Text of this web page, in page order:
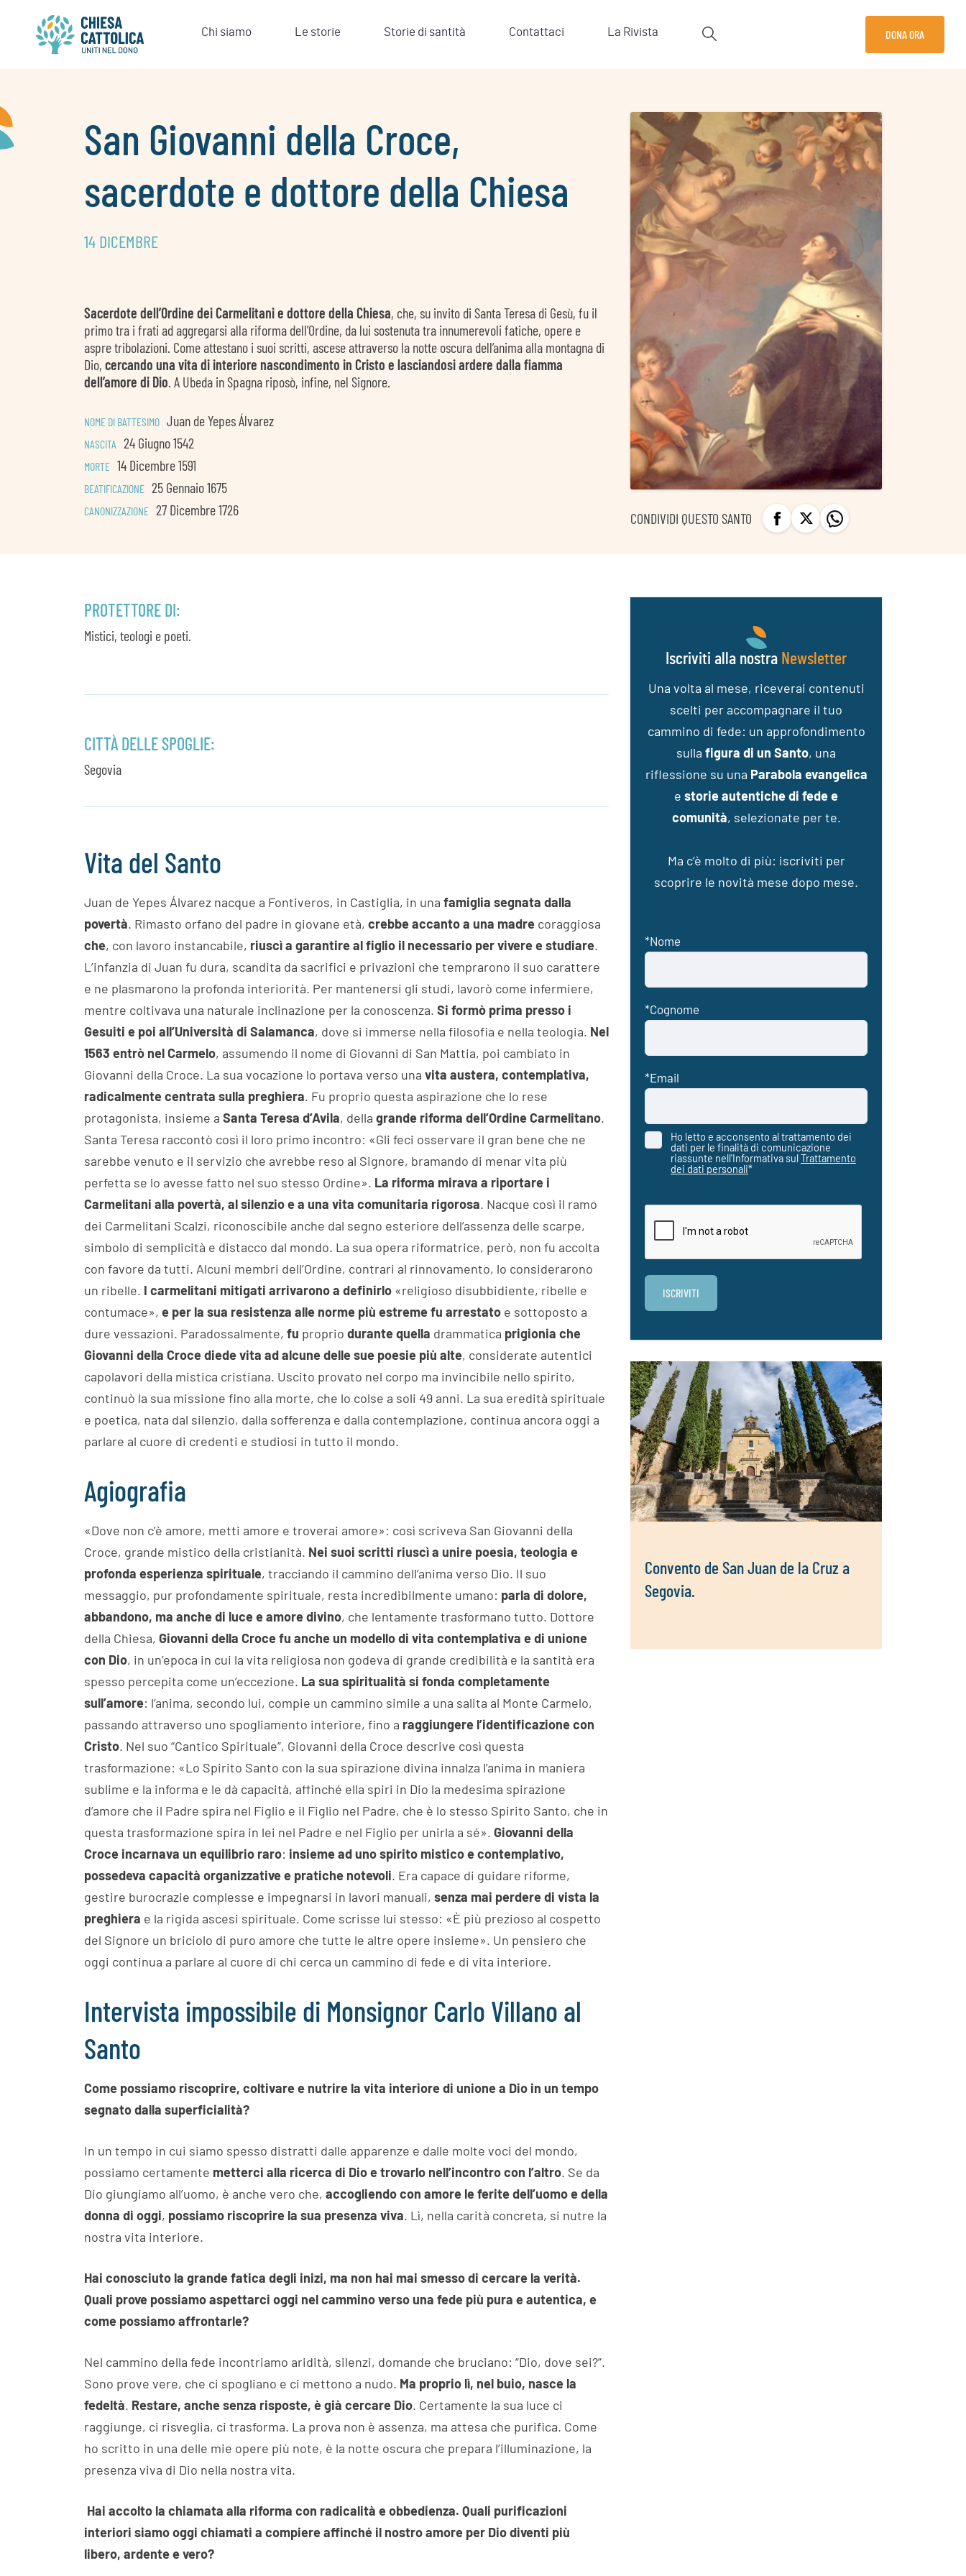
Chi siamo Le storie Storie di santità Contattaci La Rivista DONA ORA
San Giovanni della Croce,
sacerdote e dottore della Chiesa
14 DICEMBRE
Sacerdote dell’Ordine dei Carmelitani e dottore della Chiesa, che, su invito di Santa Teresa di Gesù, fu il
primo tra i frati ad aggregarsi alla riforma dell’Ordine, da lui sostenuta tra innumerevoli fatiche, opere e
aspre tribolazioni. Come attestano i suoi scritti, ascese attraverso la notte oscura dell’anima alla montagna di
Dio, cercando una vita di interiore nascondimento in Cristo e lasciandosi ardere dalla fiamma
dell’amore di Dio. A Ubeda in Spagna riposò, infine, nel Signore.
NOME DI BATTESIMO Juan de Yepes Álvarez
NASCITA 24 Giugno 1542
MORTE 14 Dicembre 1591
BEATIFICAZIONE 25 Gennaio 1675
CANONIZZAZIONE 27 Dicembre 1726 CONDIVIDI QUESTO SANTO
PROTETTORE DI:
Mistici, teologi e poeti.
CITTÀ DELLE SPOGLIE:
Segovia
Vita del Santo
Juan de Yepes Álvarez nacque a Fontiveros, in Castiglia, in una famiglia segnata dalla
povertà. Rimasto orfano del padre in giovane età, crebbe accanto a una madre coraggiosa
che, con lavoro instancabile, riuscì a garantire al figlio il necessario per vivere e studiare.
L’infanzia di Juan fu dura, scandita da sacrifici e privazioni che temprarono il suo carattere
e ne plasmarono la profonda interiorità. Per mantenersi gli studi, lavorò come infermiere,
mentre coltivava una naturale inclinazione per la conoscenza. Si formò prima presso i
Gesuiti e poi all’Università di Salamanca, dove si immerse nella filosofia e nella teologia. Nel
1563 entrò nel Carmelo, assumendo il nome di Giovanni di San Mattia, poi cambiato in
Giovanni della Croce. La sua vocazione lo portava verso una vita austera, contemplativa,
radicalmente centrata sulla preghiera. Fu proprio questa aspirazione che lo rese
protagonista, insieme a Santa Teresa d’Avila, della grande riforma dell’Ordine Carmelitano.
Santa Teresa raccontò così il loro primo incontro: «Gli feci osservare il gran bene che ne
sarebbe venuto e il servizio che avrebbe reso al Signore, bramando di menar vita più
perfetta se lo avesse fatto nel suo stesso Ordine». La riforma mirava a riportare i
Carmelitani alla povertà, al silenzio e a una vita comunitaria rigorosa. Nacque così il ramo
dei Carmelitani Scalzi, riconoscibile anche dal segno esteriore dell’assenza delle scarpe,
simbolo di semplicità e distacco dal mondo. La sua opera riformatrice, però, non fu accolta
con favore da tutti. Alcuni membri dell’Ordine, contrari al rinnovamento, lo considerarono
un ribelle. I carmelitani mitigati arrivarono a definirlo «religioso disubbidiente, ribelle e
contumace», e per la sua resistenza alle norme più estreme fu arrestato e sottoposto a
dure vessazioni. Paradossalmente, fu proprio durante quella drammatica prigionia che
Giovanni della Croce diede vita ad alcune delle sue poesie più alte, considerate autentici
capolavori della mistica cristiana. Uscito provato nel corpo ma invincibile nello spirito,
continuò la sua missione fino alla morte, che lo colse a soli 49 anni. La sua eredità spirituale
e poetica, nata dal silenzio, dalla sofferenza e dalla contemplazione, continua ancora oggi a
parlare al cuore di credenti e studiosi in tutto il mondo.
Agiografia
«Dove non c’è amore, metti amore e troverai amore»: così scriveva San Giovanni della
Croce, grande mistico della cristianità. Nei suoi scritti riuscì a unire poesia, teologia e
profonda esperienza spirituale, tracciando il cammino dell’anima verso Dio. Il suo
messaggio, pur profondamente spirituale, resta incredibilmente umano: parla di dolore,
abbandono, ma anche di luce e amore divino, che lentamente trasformano tutto. Dottore
della Chiesa, Giovanni della Croce fu anche un modello di vita contemplativa e di unione
con Dio, in un’epoca in cui la vita religiosa non godeva di grande credibilità e la santità era
spesso percepita come un’eccezione. La sua spiritualità si fonda completamente
sull’amore: l’anima, secondo lui, compie un cammino simile a una salita al Monte Carmelo,
passando attraverso uno spogliamento interiore, fino a raggiungere l’identificazione con
Cristo. Nel suo “Cantico Spirituale”, Giovanni della Croce descrive così questa
trasformazione: «Lo Spirito Santo con la sua spirazione divina innalza l’anima in maniera
sublime e la informa e le dà capacità, affinché ella spiri in Dio la medesima spirazione
d’amore che il Padre spira nel Figlio e il Figlio nel Padre, che è lo stesso Spirito Santo, che in
questa trasformazione spira in lei nel Padre e nel Figlio per unirla a sé». Giovanni della
Croce incarnava un equilibrio raro: insieme ad uno spirito mistico e contemplativo,
possedeva capacità organizzative e pratiche notevoli. Era capace di guidare riforme,
gestire burocrazie complesse e impegnarsi in lavori manuali, senza mai perdere di vista la
preghiera e la rigida ascesi spirituale. Come scrisse lui stesso: «È più prezioso al cospetto
del Signore un briciolo di puro amore che tutte le altre opere insieme». Un pensiero che
oggi continua a parlare al cuore di chi cerca un cammino di fede e di vita interiore.
Intervista impossibile di Monsignor Carlo Villano al
Santo
Come possiamo riscoprire, coltivare e nutrire la vita interiore di unione a Dio in un tempo
segnato dalla superficialità?
In un tempo in cui siamo spesso distratti dalle apparenze e dalle molte voci del mondo,
possiamo certamente metterci alla ricerca di Dio e trovarlo nell’incontro con l’altro. Se da
Dio giungiamo all’uomo, è anche vero che, accogliendo con amore le ferite dell’uomo e della
donna di oggi, possiamo riscoprire la sua presenza viva. Lì, nella carità concreta, si nutre la
nostra vita interiore.
Hai conosciuto la grande fatica degli inizi, ma non hai mai smesso di cercare la verità.
Quali prove possiamo aspettarci oggi nel cammino verso una fede più pura e autentica, e
come possiamo affrontarle?
Nel cammino della fede incontriamo aridità, silenzi, domande che bruciano: “Dio, dove sei?”.
Sono prove vere, che ci spogliano e ci mettono a nudo. Ma proprio lì, nel buio, nasce la
fedeltà. Restare, anche senza risposte, è già cercare Dio. Certamente la sua luce ci
raggiunge, ci risveglia, ci trasforma. La prova non è assenza, ma attesa che purifica. Come
ho scritto in una delle mie opere più note, è la notte oscura che prepara l’illuminazione, la
presenza viva di Dio nella nostra vita.
Hai accolto la chiamata alla riforma con radicalità e obbedienza. Quali purificazioni
interiori siamo oggi chiamati a compiere affinché il nostro amore per Dio diventi più
libero, ardente e vero?
Iscriviti alla nostra Newsletter
Una volta al mese, riceverai contenuti
scelti per accompagnare il tuo
cammino di fede: un approfondimento
sulla figura di un Santo, una
riflessione su una Parabola evangelica
e storie autentiche di fede e
comunità, selezionate per te.
Ma c’è molto di più: iscriviti per
scoprire le novità mese dopo mese.
Ho letto e acconsento al trattamento dei
dati per le finalità di comunicazione
riassunte nell'Informativa sulTrattamento
dei dati personali*
Convento de San Juan de la Cruz a
Segovia.